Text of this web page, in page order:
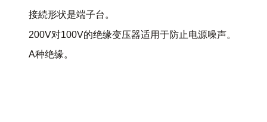
接続形状是端子台。
200V对100V的绝缘变压器适用于防止电源噪声。
A种绝缘。